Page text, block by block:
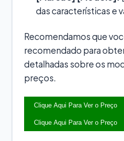
das características e
Recomendamos que
recomendado para
detalhadas sobre os
preços.
Clique Aqui Para Ver o Preço
Clique Aqui Para Ver o Preço